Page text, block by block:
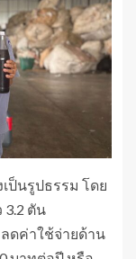
เป็นรูปธรรม โดย
3.2 ตัน
ดค่าใช้จ่ายด้าน